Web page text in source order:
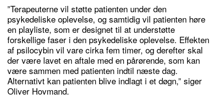
”Terapeuterne vil støtte patienten under den
psykedeliske oplevelse, og samtidig vil patienten høre
en playliste, som er designet til at understøtte
forskellige faser i den psykedeliske oplevelse. Effekten
af psilocybin vil vare cirka fem timer, og derefter skal
der være lavet en aftale med en pårørende, som kan
være sammen med patienten indtil næste dag.
Alternativt kan patienten blive indlagt i et døgn,” siger
Oliver Hovmand.